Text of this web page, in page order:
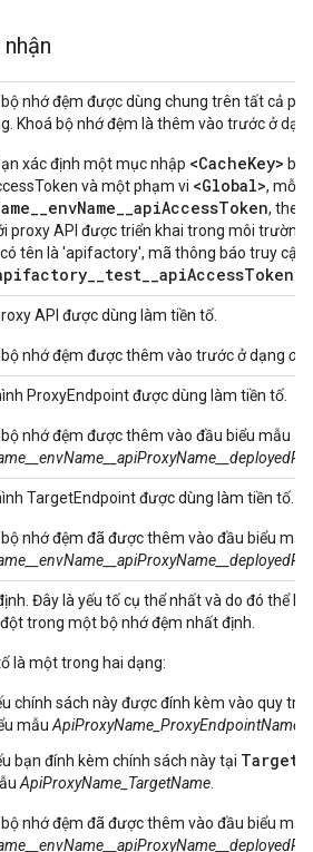
bộ nhớ đệm được dùng chung trên tất cả
Khoá bộ nhớ đệm là thêm vào trước ở
xác định một mục nhập <CacheKey>
và một phạm vi <Global>, mỗi
, theo
proxy API được triển khai trong môi
tên là 'apifactory', mã thông báo truy
API được dùng làm tiền tố.
bộ nhớ đệm được thêm vào trước ở dạng
ProxyEndpoint được dùng làm tiền tố.
bộ nhớ đệm được thêm vào đầu biểu mẫu
TargetEndpoint được dùng làm tiền tố.
bộ nhớ đệm đã được thêm vào đầu biểu mẫu
Đây là yếu tố cụ thể nhất và do đó thể
trong một bộ nhớ đệm nhất định.
là một trong hai dạng:
chính sách này được đính kèm vào quy
mẫu ApiProxyName_ProxyEndpointName
bạn đính kèm chính sách này tại
ApiProxyName_TargetName
bộ nhớ đệm đã được thêm vào đầu biểu mẫu